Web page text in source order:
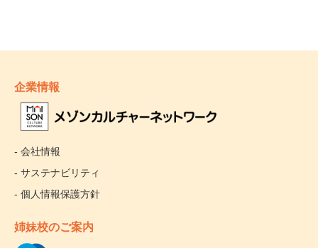
企業情報
- 会社情報
- サステナビリティ
- 個人情報保護方針
姉妹校のご案内